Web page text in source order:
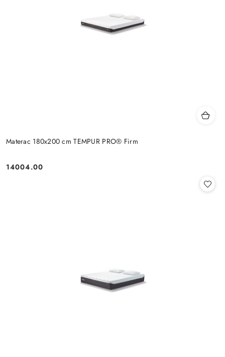
Materac 180x200 cm TEMPUR PRO® Firm
Cena:
14004.00